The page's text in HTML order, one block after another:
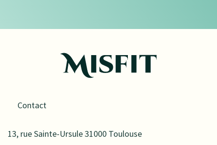
Contact
13, rue Sainte-Ursule 31000 Toulouse